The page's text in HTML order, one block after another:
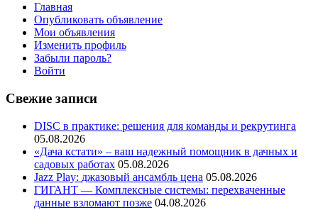
Главная
Опубликовать объявление
Мои объявления
Изменить профиль
Забыли пароль?
Войти
Свежие записи
DISC в практике: решения для команды и рекрутинга
05.08.2026
«Дача кстати» – ваш надежный помощник в дачных и
садовых работах 05.08.2026
Jazz Play: джазовый ансамбль цена 05.08.2026
ГИГАНТ — Комплексные системы: перехваченные
данные взломают позже 04.08.2026